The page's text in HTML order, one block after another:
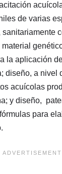
de varias
la aplicación
diseño, a nivel
acuícolas
y diseño,
para